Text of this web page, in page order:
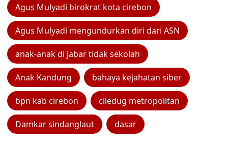
Agus Mulyadi birokrat kota cirebon
Agus Mulyadi mengundurkan diri dari ASN
anak-anak di jabar tidak sekolah
Anak Kandung bahaya kejahatan siber
bpn kab cirebon ciledug metropolitan
Damkar sindanglaut dasar